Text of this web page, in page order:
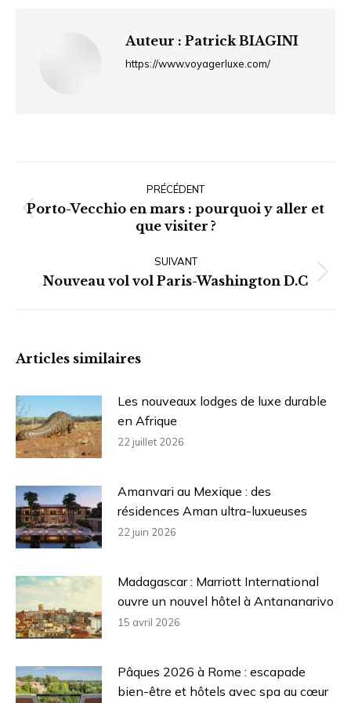
Auteur : Patrick BIAGINI
https://www.voyagerluxe.com/
PRÉCÉDENT
Article
précédent
:
Porto-Vecchio en mars : pourquoi y aller et
que visiter ?
SUIVANT
Article
Nouveau vol vol Paris-Washington D.C
Articles similaires
Les nouveaux lodges de luxe durable
en Afrique
22 juillet 2026
Amanvari au Mexique : des
résidences Aman ultra-luxueuses
22 juin 2026
Madagascar : Marriott International
ouvre un nouvel hôtel à Antananarivo
15 avril 2026
Pâques 2026 à Rome : escapade
bien-être et hôtels avec spa au cœur